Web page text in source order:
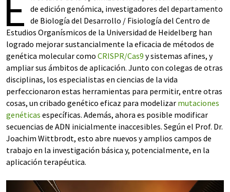
de edición genómica, investigadores del departamento
de Biología del Desarrollo / Fisiología del Centro de
Estudios Organísmicos de la Universidad de Heidelberg han
logrado mejorar sustancialmente la eficacia de métodos de
genética molecular como CRISPR/Cas9 y sistemas afines, y
ampliar sus ámbitos de aplicación. Junto con colegas de otras
disciplinas, los especialistas en ciencias de la vida
perfeccionaron estas herramientas para permitir, entre otras
cosas, un cribado genético eficaz para modelizar mutaciones
genéticas específicas. Además, ahora es posible modificar
secuencias de ADN inicialmente inaccesibles. Según el Prof. Dr.
Joachim Wittbrodt, esto abre nuevos y amplios campos de
trabajo en la investigación básica y, potencialmente, en la
aplicación terapéutica.